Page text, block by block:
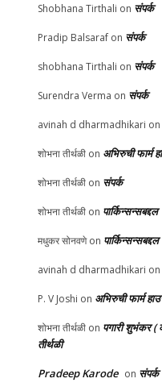
Shobhana Tirthali on संपर्क
Pradip Balsaraf on संपर्क
shobhana Tirthali on संपर्क
Surendra Verma on संपर्क
avinah d dharmadhikari on
शोभना तीर्थळी on अभिरुची फार्म
शोभना तीर्थळी on संपर्क
शोभना तीर्थळी on पार्किन्सन्सबद्दल
मधुकर सोनवणेon पार्किन्सन्सबद्दल
avinah d dharmadhikari on
P. V Joshi on अभिरुची फार्म
शोभना तीर्थळी on पगारी शुभंकर (
तीर्थळी
Pradeep Karode on संपर्क